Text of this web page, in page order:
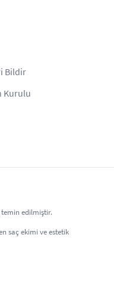
Bildir
Kurulu
temin edilmiştir.
saç ekimi ve estetik